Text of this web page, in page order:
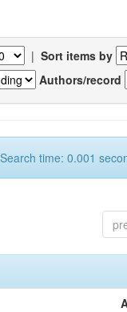
| Sort items by
Authors/record
time: 0.001